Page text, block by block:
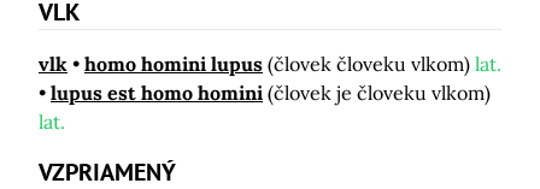
VLK
vlk homo homini lupus (človek človeku vlkom) lat.
lupus est homo homini (človek je človeku vlkom)
lat.
VZPRIAMENÝ